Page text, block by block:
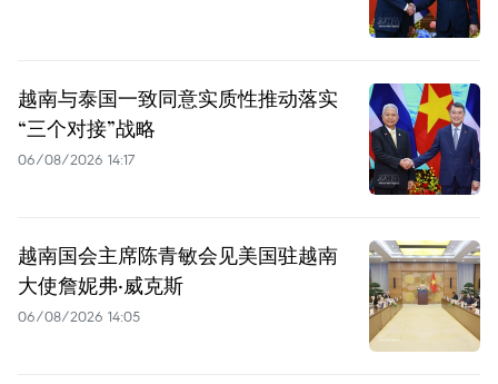
越南与泰国一致同意实质性推动落实
“三个对接”战略
06/08/2026 14:17
越南国会主席陈青敏会见美国驻越南
大使詹妮弗·威克斯
06/08/2026 14:05